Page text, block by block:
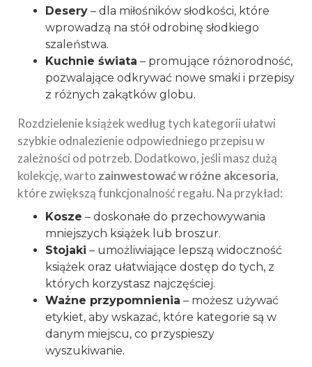
Desery – dla miłośników słodkości, które
wprowadzą na stół odrobinę słodkiego
szaleństwa.
Kuchnie świata – promujące różnorodność,
pozwalające odkrywać nowe smaki i przepisy
z różnych zakątków globu.
Rozdzielenie książek według tych kategorii ułatwi
szybkie odnalezienie odpowiedniego przepisu w
zależności od potrzeb. Dodatkowo, jeśli masz dużą
kolekcję, wartozainwestować w różne akcesoria,
które zwiększą funkcjonalność regału. Na przykład:
Kosze – doskonałe do przechowywania
mniejszych książek lub broszur.
Stojaki – umożliwiające lepszą widoczność
książek oraz ułatwiające dostęp do tych, z
których korzystasz najczęściej.
Ważne przypomnienia – możesz używać
etykiet, aby wskazać, które kategorie są w
danym miejscu, co przyspieszy
wyszukiwanie.